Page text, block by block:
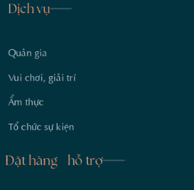
Dịch vụ
Quản gia
Vui chơi, giải trí
Ẩm thực
Tổ chức sự kiện
Đặt hàng - hỗ trợ